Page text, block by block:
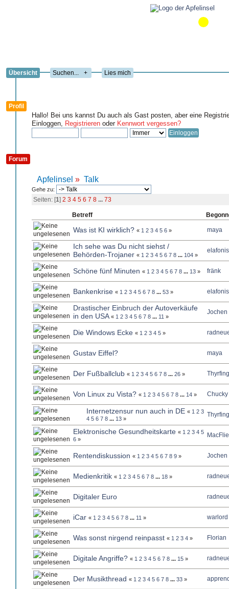
Übersicht + Lies mich
Profil
Hallo! Bei uns kannst Du auch als Gast posten, aber eine
Einloggen, Registrieren oder Kennwort vergessen?
Forum
Apfelinsel » Talk
Gehe zu:
Seiten: [1] 2 3 4 5 6 7 8 ... 73
Betreff
Was ist KI wirklich? « 1 2 3 4 5 6 » maya
Ich sehe was Du nicht siehst /
Behörden-Trojaner « 1 2 3 4 5 6 7 8 ... 104 »
Schöne fünf Minuten « 1 2 3 4 5 6 7 8 ... 13 » fränk
Bankenkrise « 1 2 3 4 5 6 7 8 ... 53 »
Drastischer Einbruch der Autoverkäufe
in den USA « 1 2 3 4 5 6 7 8 ... 11 »
Jochen
Die Windows Ecke « 1 2 3 4 5 »
Gustav Eiffel? maya
Der Fußballclub « 1 2 3 4 5 6 7 8 ... 26 » Thyrfing
Von Linux zu Vista? « 1 2 3 4 5 6 7 8 ... 14 » Chucky
Internetzensur nun auch in DE « 1 2 3
4 5 6 7 8 ... 13 »
Thyrfing
Elektronische Gesundheitskarte « 1 2 3 4 5
6 »
Rentendiskussion « 1 2 3 4 5 6 7 8 9 » Jochen
Medienkritik « 1 2 3 4 5 6 7 8 ... 18 »
Digitaler Euro
iCar « 1 2 3 4 5 6 7 8 ... 11 » warlord
Was sonst nirgend reinpasst « 1 2 3 4 » Florian
Digitale Angriffe? « 1 2 3 4 5 6 7 8 ... 15 »
Der Musikthread « 1 2 3 4 5 6 7 8 ... 33 »